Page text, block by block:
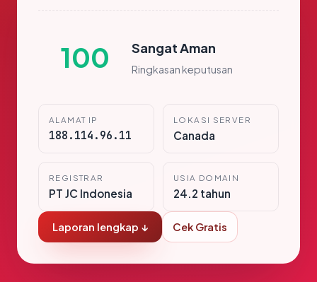
100 Sangat Aman
Ringkasan keputusan
ALAMAT IP
188.114.96.11
LOKASI SERVER
Canada
REGISTRAR
PT JC Indonesia
USIA DOMAIN
24.2 tahun
Laporan lengkap ↓ Cek Gratis